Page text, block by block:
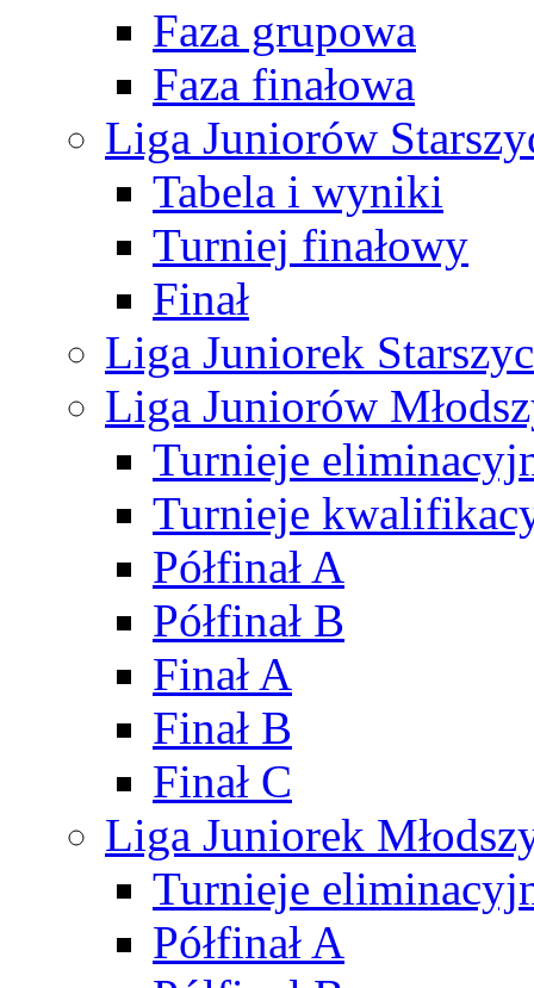
Faza grupowa
Faza finałowa
Liga Juniorów
Tabela i wyniki
Turniej finałowy
Finał
Liga Juniorek
Liga Juniorów
Turnieje
Turnieje
Półfinał A
Półfinał B
Finał A
Finał B
Finał C
Liga Juniorek
Turnieje
Półfinał A